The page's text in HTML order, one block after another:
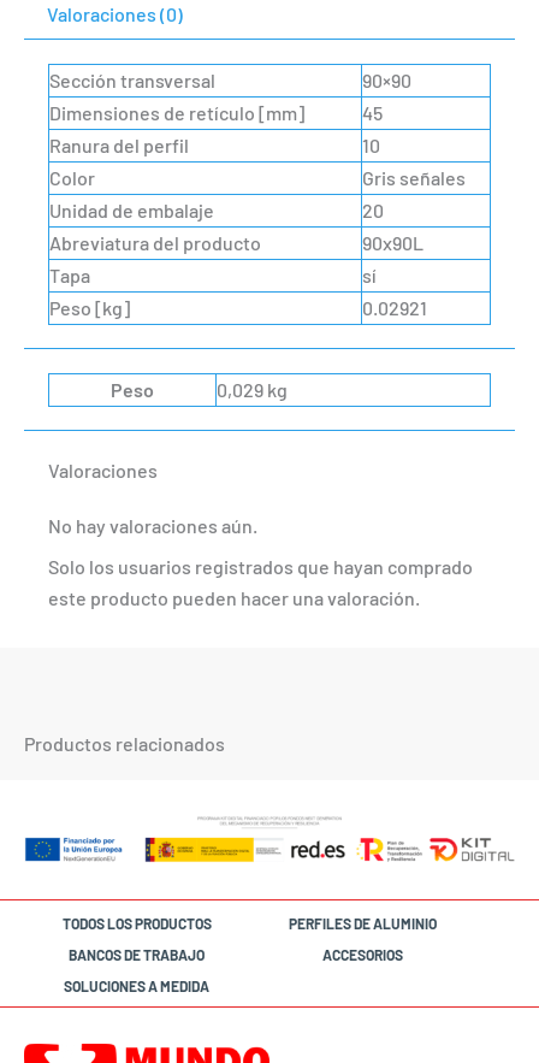
Valoraciones (0)
Sección transversal
90×90
Dimensiones de retículo [mm]
45
Ranura del perfil
10
Color
Gris señales
Unidad de embalaje
20
Abreviatura del producto
90x90L
Tapa
sí
Peso [kg]
0.02921
Peso 0,029 kg
Valoraciones
No hay valoraciones aún.
Solo los usuarios registrados que hayan comprado
este producto pueden hacer una valoración.
Productos relacionados
TODOS LOS PRODUCTOS
PERFILES DE ALUMINIO
BANCOS DE TRABAJO
ACCESORIOS
SOLUCIONES A MEDIDA